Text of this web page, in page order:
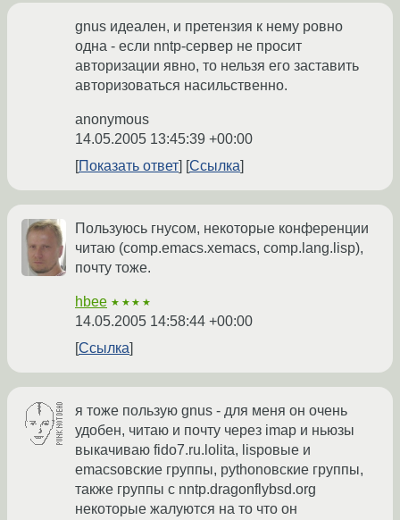
gnus идеален, и претензия к нему ровно
одна - если nntp-сервер не просит
авторизации явно, то нельзя его заставить
авторизоваться насильственно.
anonymous
14.05.2005 13:45:39 +00:00
Показать ответ
Ссылка
Пользуюсь гнусом, некоторые конференции
читаю (comp.emacs.xemacs, comp.lang.lisp),
почту тоже.
hbee ★★★★
14.05.2005 14:58:44 +00:00
Ссылка
я тоже пользую gnus - для меня он очень
удобен, читаю и почту через imap и ньюзы
выкачиваю fido7.ru.lolita, lispовые и
emacsовские группы, pythonовские группы,
также группы с nntp.dragonflybsd.org
некоторые жалуются на то что он